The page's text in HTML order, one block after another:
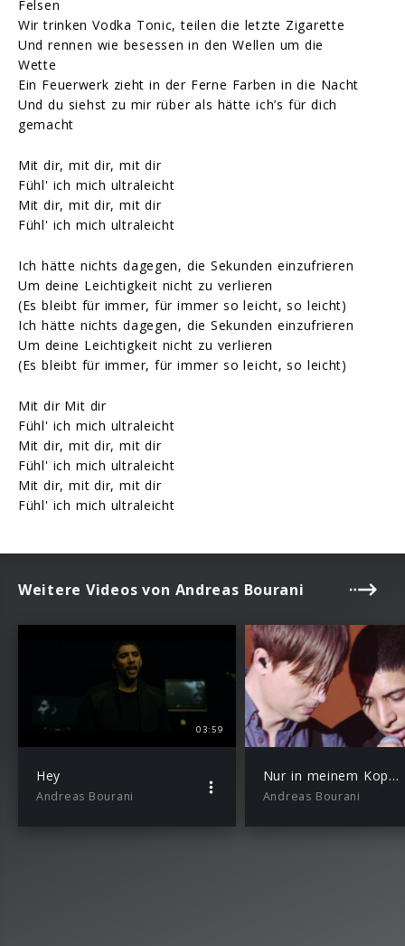
Felsen
Wir trinken Vodka Tonic, teilen die letzte Zigarette
Und rennen wie besessen in den Wellen um die
Wette
Ein Feuerwerk zieht in der Ferne Farben in die Nacht
Und du siehst zu mir rüber als hätte ich’s für dich
gemacht
Mit dir, mit dir, mit dir
Fühl' ich mich ultraleicht
Mit dir, mit dir, mit dir
Fühl' ich mich ultraleicht
Ich hätte nichts dagegen, die Sekunden einzufrieren
Um deine Leichtigkeit nicht zu verlieren
(Es bleibt für immer, für immer so leicht, so leicht)
Ich hätte nichts dagegen, die Sekunden einzufrieren
Um deine Leichtigkeit nicht zu verlieren
(Es bleibt für immer, für immer so leicht, so leicht)
Mit dir Mit dir
Fühl' ich mich ultraleicht
Mit dir, mit dir, mit dir
Fühl' ich mich ultraleicht
Mit dir, mit dir, mit dir
Fühl' ich mich ultraleicht
Weitere Videos von Andreas Bourani
03:59
Hey
Andreas Bourani
Nur in meinem Kopf (Live)
Andreas Bourani